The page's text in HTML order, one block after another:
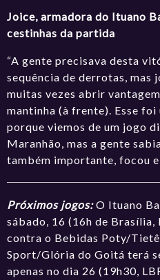
Joice, armadora do Ituano
cestinhasda partida
“A gente precisava desta
sequência de derrotas, mas
muitas vezes abrir
mantinha (à frente). Esse
porque viemos de um jogo
Maranhão, mas a gente
também importante, focou e
Próximos jogos:O Ituano
sábado, 16 (16h de Brasília,
contra o Bebidas Poty/
Sport/Glória do Goitá terá
apenas no dia 26 (19h30,